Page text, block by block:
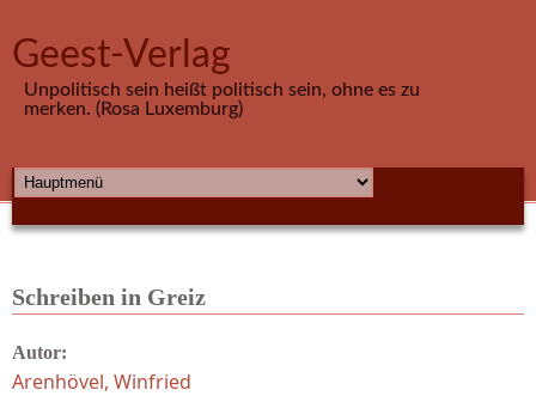
Geest-Verlag
Unpolitisch sein heißt politisch sein, ohne es zu
merken. (Rosa Luxemburg)
HAUPTMENÜ
Schreiben in Greiz
Autor:
Arenhövel, Winfried